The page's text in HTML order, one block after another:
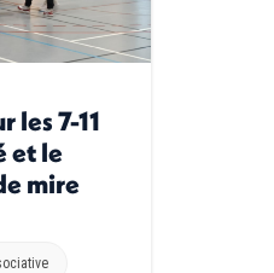
les 7-11
et le
mire